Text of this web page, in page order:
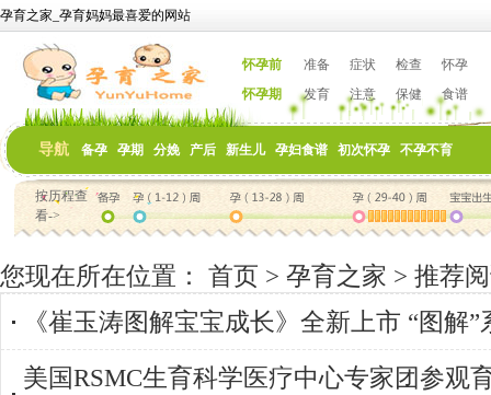
孕育之家_孕育妈妈最喜爱的网站
怀孕前 准备 症状 检查
怀孕
怀孕期
发育 注意 保健 食谱
导航 备孕 孕期 分娩 产后 新生儿 孕妇食谱 初次怀孕 不孕不育
按历程查
看->
您现在所在位置： 首页 > 孕育之家 > 推荐
《崔玉涛图解宝宝成长》全新上市 “图解
美国RSMC生育科学医疗中心专家团参观